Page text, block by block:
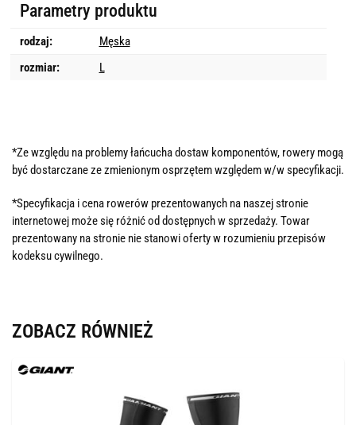
Parametry produktu
rodzaj:
Męska
rozmiar:
L
*Ze względu na problemy łańcucha dostaw komponentów, rowery mogą
być dostarczane ze zmienionym osprzętem względem w/w specyfikacji.
*Specyfikacja i cena rowerów prezentowanych na naszej stronie
internetowej może się różnić od dostępnych w sprzedaży. Towar
prezentowany na stronie nie stanowi oferty w rozumieniu przepisów
kodeksu cywilnego.
ZOBACZ RÓWNIEŻ